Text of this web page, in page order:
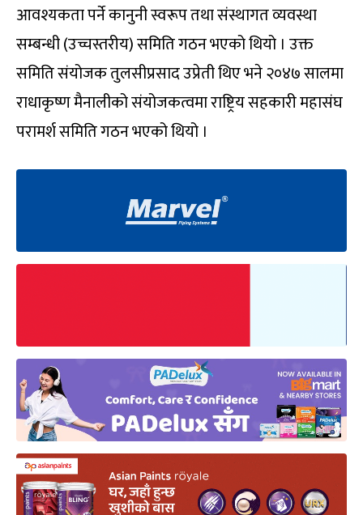
आवश्यकता पर्ने कानुनी स्वरूप तथा संस्थागत व्यवस्था
सम्बन्धी (उच्चस्तरीय) समिति गठन भएको थियो । उक्त
समिति संयोजक तुलसीप्रसाद उप्रेती थिए भने २०४७ सालमा
राधाकृष्ण मैनालीको संयोजकत्वमा राष्ट्रिय सहकारी महासंघ
परामर्श समिति गठन भएको थियो ।